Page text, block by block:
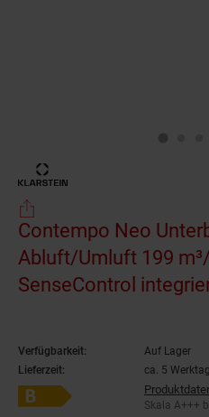
Contempo Neo
Abluft/Umluft 199
SenseControl
Verfügbarkeit:
Auf Lager
Lieferzeit:
ca. 5
Energieeffizienzklasse B auf Skala
Skala A+++